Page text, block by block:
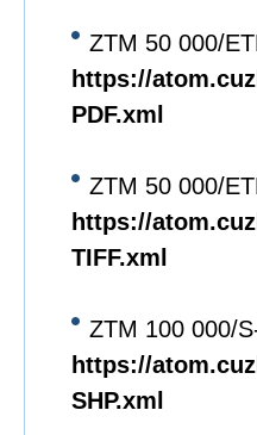
ZTM 50 000/
https://
PDF.xml
ZTM 50 000/
https://
TIFF.xml
ZTM 100 000/
https://
SHP.xml